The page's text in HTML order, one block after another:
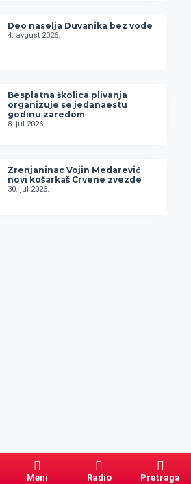
Deo naselja Duvanika bez vode
4. avgust 2026.
Besplatna školica plivanja
organizuje se jedanaestu
godinu zaredom
8. jul 2026.
Zrenjaninac Vojin Medarević
novi košarkaš Crvene zvezde
30. jul 2026.
Meni Radio Pretraga